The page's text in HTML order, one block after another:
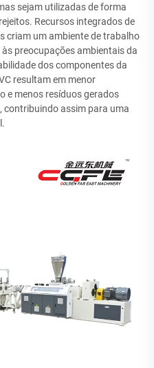
sejam utilizadas de forma
Recursos integrados de
criam um ambiente de trabalho
preocupações ambientais da
dos componentes da
resultam em menor
e menos resíduos gerados
contribuindo assim para uma